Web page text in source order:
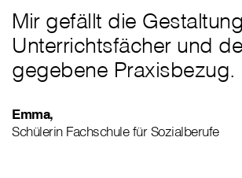
Mir gefällt die
Unterrichtsfächer und
gegebene Praxisbezug.
Emma,
Schülerin Fachschule für Sozialberufe